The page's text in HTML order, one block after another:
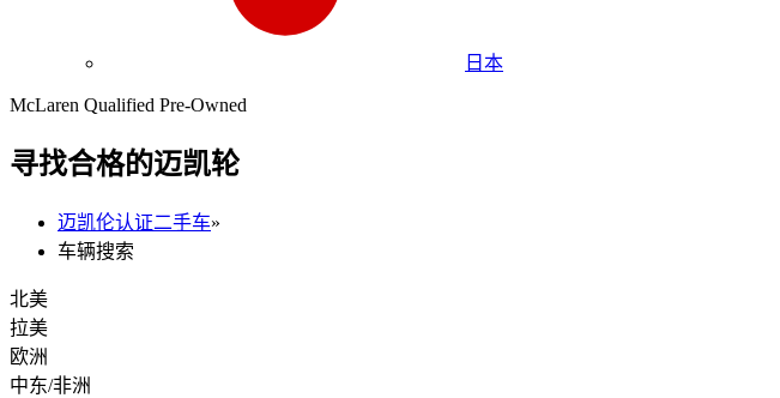
日本
McLaren Qualified Pre-Owned
寻找合格的迈凯轮
迈凯伦认证二手车»
车辆搜索
北美
拉美
欧洲
中东/非洲